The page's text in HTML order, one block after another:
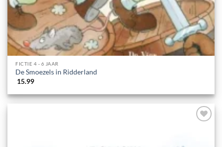
FICTIE 4 - 6 JAAR
De Smoezels in Ridderland
15.99